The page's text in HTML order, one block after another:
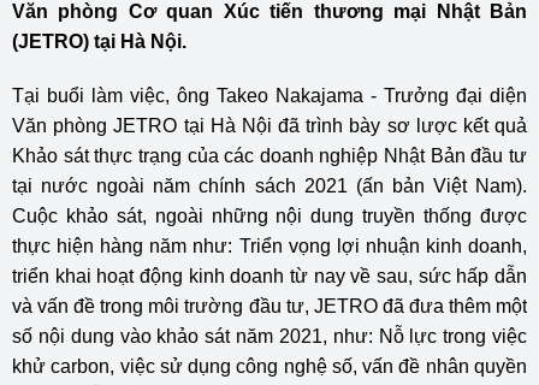
Văn phòng Cơ quan Xúc tiến thương mại Nhật Bản
(JETRO) tại Hà Nội.
Tại buổi làm việc, ông Takeo Nakajama - Trưởng đại diện
Văn phòng JETRO tại Hà Nội đã trình bày sơ lược kết quả
Khảo sát thực trạng của các doanh nghiệp Nhật Bản đầu tư
tại nước ngoài năm chính sách 2021 (ấn bản Việt Nam).
Cuộc khảo sát, ngoài những nội dung truyền thống được
thực hiện hàng năm như: Triển vọng lợi nhuận kinh doanh,
triển khai hoạt động kinh doanh từ nay về sau, sức hấp dẫn
và vấn đề trong môi trường đầu tư, JETRO đã đưa thêm một
số nội dung vào khảo sát năm 2021, như: Nỗ lực trong việc
khử carbon, việc sử dụng công nghệ số, vấn đề nhân quyền